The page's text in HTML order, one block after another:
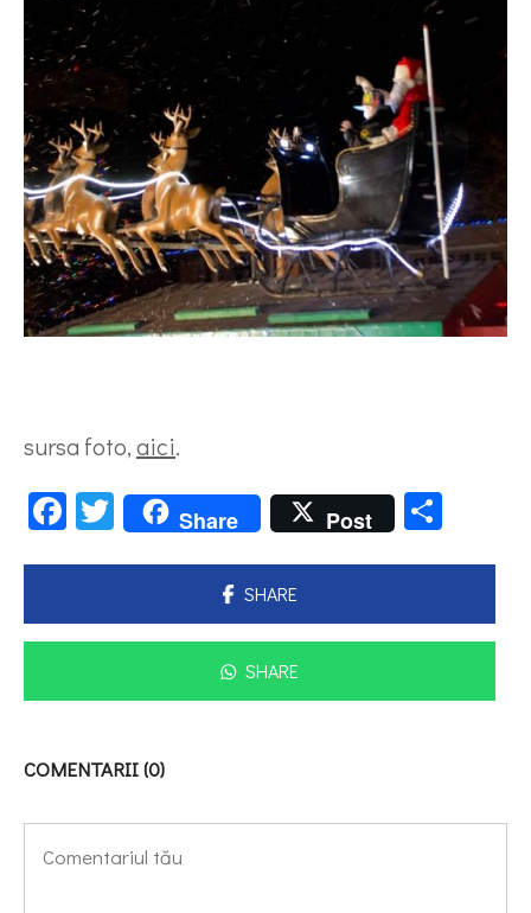
sursa foto,aici.
Facebook
Twitter
Share Post
SHARE
SHARE
COMENTARII (0)